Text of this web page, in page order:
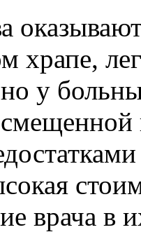
храпе,
у
врача в